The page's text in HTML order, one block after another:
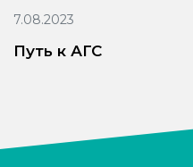
7.08.2023
Путь к АГС